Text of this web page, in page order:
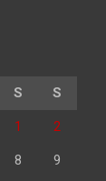
S S
1 2
8 9